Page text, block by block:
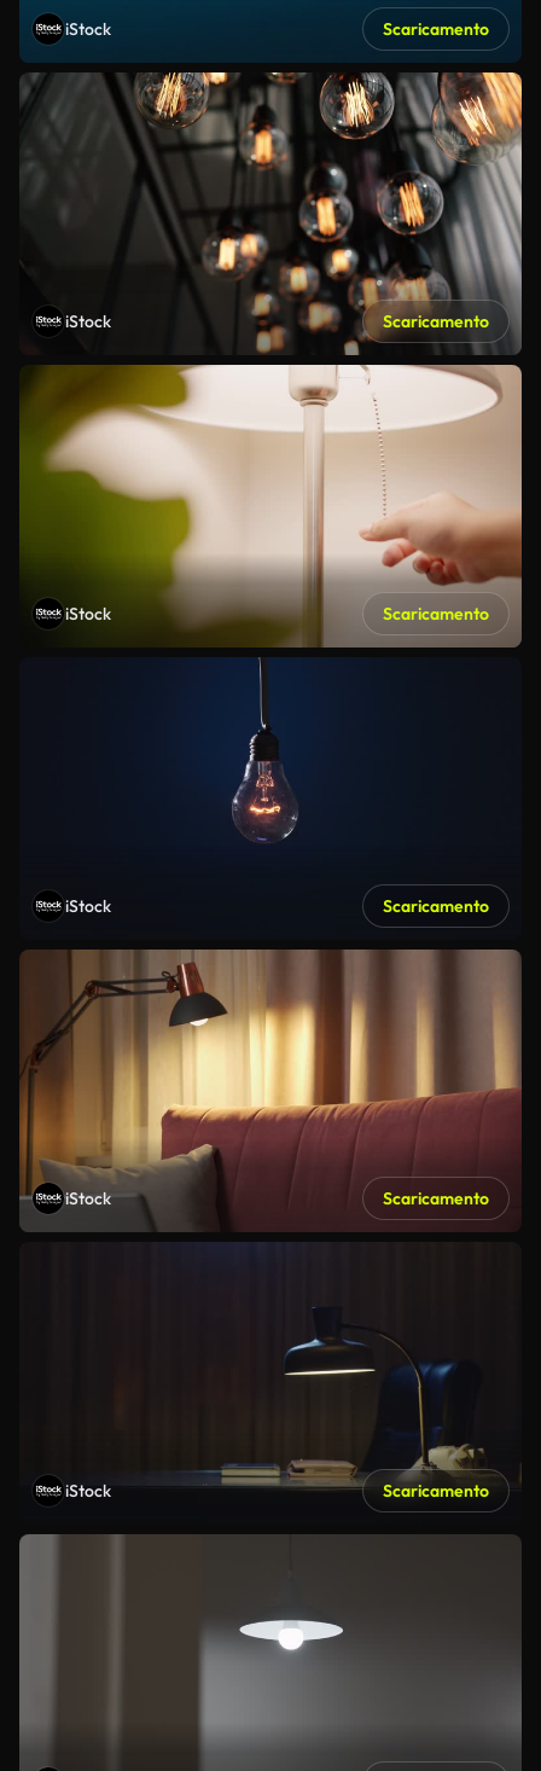
iStock Scaricamento
iStock Scaricamento
iStock Scaricamento
iStock Scaricamento
iStock Scaricamento
iStock Scaricamento